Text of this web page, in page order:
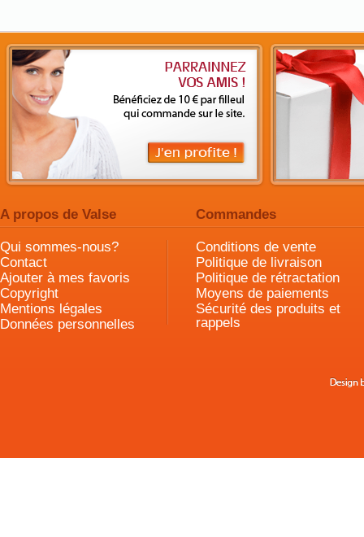
A propos de Valse Commandes
Qui sommes-nous?
Contact
Ajouter à mes favoris
Copyright
Mentions légales
Données personnelles
Conditions de vente
Politique de livraison
Politique de rétractation
Moyens de paiements
Sécurité des produits et
rappels